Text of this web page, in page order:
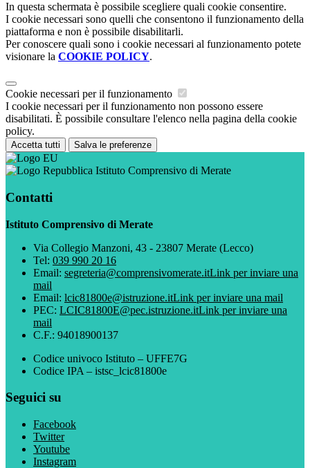
In questa schermata è possibile scegliere quali cookie consentire.
I cookie necessari sono quelli che consentono il funzionamento della
piattaforma e non è possibile disabilitarli.
Per conoscere quali sono i cookie necessari al funzionamento potete
visionare la COOKIE POLICY.
Cookie necessari per il funzionamento
I cookie necessari per il funzionamento non possono essere
disabilitati. È possibile consultare l'elenco nella pagina della cookie
policy.
Accetta tutti Salva le preferenze
Istituto Comprensivo di Merate
Contatti
Istituto Comprensivo di Merate
Via Collegio Manzoni, 43 - 23807 Merate (Lecco)
Tel: 039 990 20 16
Email: segreteria@comprensivomerate.itLink per inviare una
mail
Email: lcic81800e@istruzione.itLink per inviare una mail
PEC: LCIC81800E@pec.istruzione.itLink per inviare una
mail
C.F.: 94018900137
Codice univoco Istituto – UFFE7G
Codice IPA – istsc_lcic81800e
Seguici su
Facebook
Twitter
Youtube
Instagram